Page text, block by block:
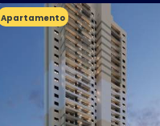
Apartamento